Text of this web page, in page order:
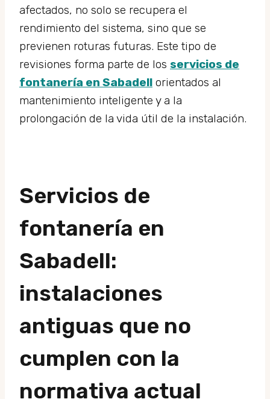
afectados, no solo se recupera el
rendimiento del sistema, sino que se
previenen roturas futuras. Este tipo de
revisiones forma parte de los servicios de
fontanería en Sabadell orientados al
mantenimiento inteligente y a la
prolongación de la vida útil de la instalación.
Servicios de
fontanería en
Sabadell:
instalaciones
antiguas que no
cumplen con la
normativa actual